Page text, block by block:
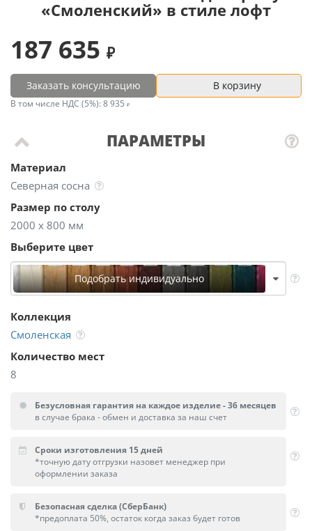
«Смоленский» в стиле лофт
ПАРАМЕТРЫ
Материал
Северная сосна
Размер по столу
2000 х 800 мм
Выберите цвет
Подобрать индивидуально
Коллекция
Смоленская
Количество мест
8
187 635
Заказать консультацию В корзину
В том числе НДС (5%): 8 935
Безусловная гарантия на каждое изделие - 36 месяцев
в случае брака - обмен и доставка за наш счет
Сроки изготовления 15 дней
*точную дату отгрузки назовет менеджер при
оформлении заказа
Безопасная сделка (СберБанк)
*предоплата 50%, остаток когда заказ будет готов